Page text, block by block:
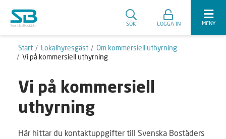
SÖK LOGGA IN MENY
Start Lokalhyresgäst
Om kommersiell uthyrning
Vi på kommersiell uthyrning
Vi på kommersiell
uthyrning
Här hittar du kontaktuppgifter till Svenska Bostäders